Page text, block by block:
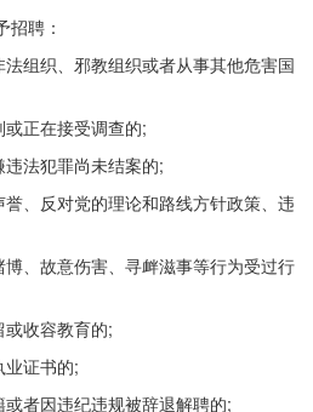
聘：
组织、邪教组织或者从事其他危害国
正在接受调查的;
法犯罪尚未结案的;
、反对党的理论和路线方针政策、违
、故意伤害、寻衅滋事等行为受过行
收容教育的;
证书的;
者因违纪违规被辞退解聘的;